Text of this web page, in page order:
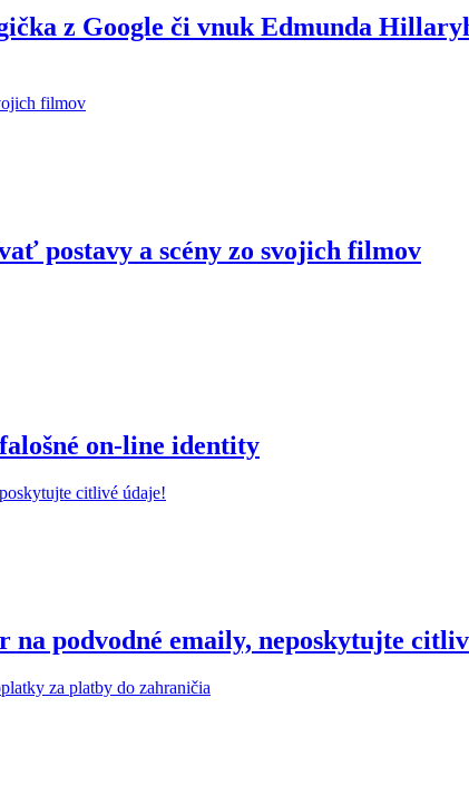
z Google či vnuk Edmunda
postavy a scény zo svojich filmov
on-line identity
na podvodné emaily, neposkytujte